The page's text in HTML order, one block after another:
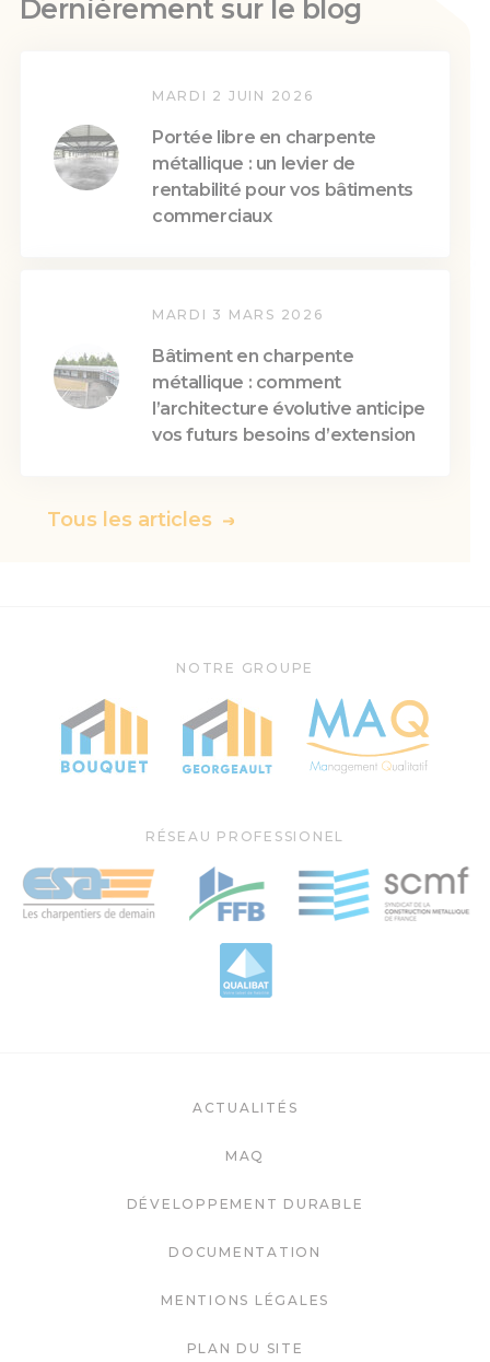
Dernièrement sur le blog
MARDI 2 JUIN 2026
Portée libre en charpente
métallique : un levier de
rentabilité pour vos bâtiments
commerciaux
MARDI 3 MARS 2026
Bâtiment en charpente
métallique : comment
l’architecture évolutive anticipe
vos futurs besoins d’extension
Tous les articles
NOTRE GROUPE
RÉSEAU PROFESSIONEL
ACTUALITÉS
MAQ
DÉVELOPPEMENT DURABLE
DOCUMENTATION
MENTIONS LÉGALES
PLAN DU SITE